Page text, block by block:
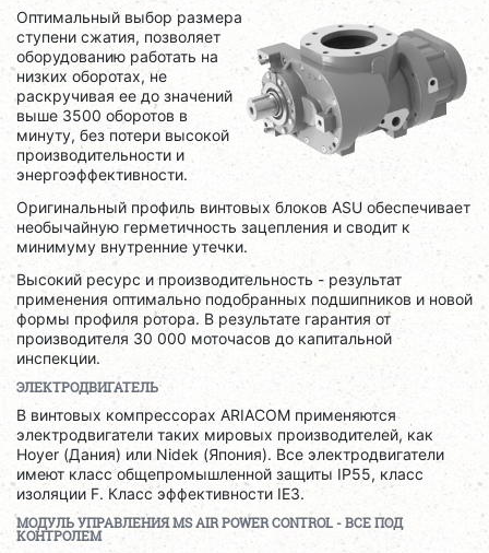
Оптимальный выбор размера
ступени сжатия, позволяет
оборудованию работать на
низких оборотах, не
раскручивая ее до значений
выше 3500 оборотов в
минуту, без потери высокой
производительности и
энергоэффективности.
Оригинальный профиль винтовых блоков ASU обеспечивает
необычайную герметичность зацепления и сводит к
минимуму внутренние утечки.
Высокий ресурс и производительность - результат
применения оптимально подобранных подшипников и новой
формы профиля ротора. В результате гарантия от
производителя 30 000 моточасов до капитальной
инспекции.
ЭЛЕКТРОДВИГАТЕЛЬ
В винтовых компрессорах ARIACOM применяются
электродвигатели таких мировых производителей, как
Hoyer (Дания) или Nidek (Япония). Все электродвигатели
имеют класс общепромышленной защиты IP55, класс
изоляции F. Класс эффективности IE3.
МОДУЛЬ УПРАВЛЕНИЯMSAIRPOWERCONTROL - ВСЕ ПОД
КОНТРОЛЕМ